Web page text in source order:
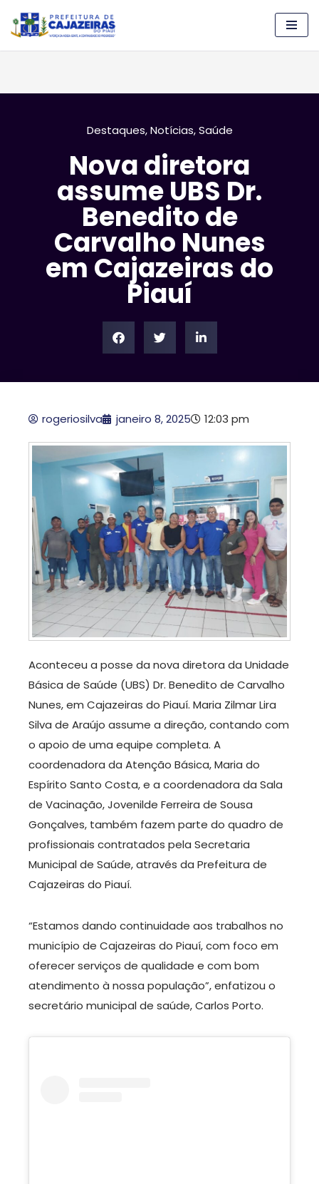
Pular
para
Destaques,Notícias,Saúde
Nova diretora
assume UBS Dr.
Benedito de
Carvalho Nunes
em Cajazeiras do
Piauí
rogeriosilva janeiro 8, 2025 12:03 pm
Aconteceu a posse da nova diretora da Unidade
Básica de Saúde (UBS) Dr. Benedito de Carvalho
Nunes, em Cajazeiras do Piauí. Maria Zilmar Lira
Silva de Araújo assume a direção, contando com
o apoio de uma equipe completa. A
coordenadora da Atenção Básica, Maria do
Espírito Santo Costa, e a coordenadora da Sala
de Vacinação, Jovenilde Ferreira de Sousa
Gonçalves, também fazem parte do quadro de
profissionais contratados pela Secretaria
Municipal de Saúde, através da Prefeitura de
Cajazeiras do Piauí.
“Estamos dando continuidade aos trabalhos no
município de Cajazeiras do Piauí, com foco em
oferecer serviços de qualidade e com bom
atendimento à nossa população”, enfatizou o
secretário municipal de saúde, Carlos Porto.